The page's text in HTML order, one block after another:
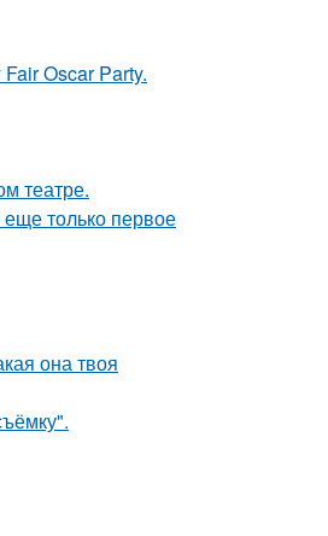
Oscar Party.
театре.
только первое
она твоя